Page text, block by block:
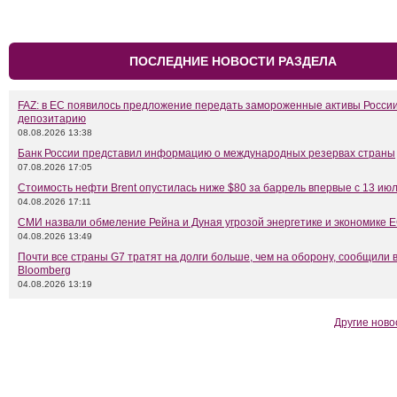
ПОСЛЕДНИЕ НОВОСТИ РАЗДЕЛА
FAZ: в ЕС появилось предложение передать замороженные активы
депозитарию
08.08.2026 13:38
Банк России представил информацию о международных резервах страны
07.08.2026 17:05
Стоимость нефти Brent опустилась ниже $80 за баррель впервые с 13
04.08.2026 17:11
СМИ назвали обмеление Рейна и Дуная угрозой энергетике и экономике
04.08.2026 13:49
Почти все страны G7 тратят на долги больше, чем на оборону, сообщили в
Bloomberg
04.08.2026 13:19
Другие